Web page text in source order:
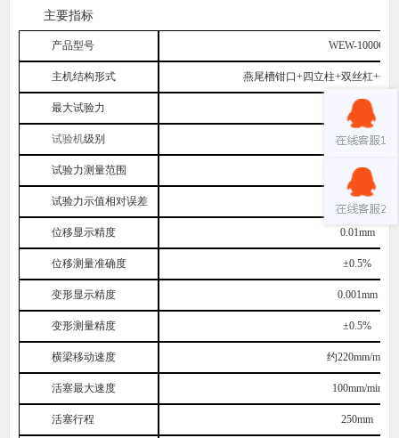
主要指标
产品型号 WEW-1000G
主机结构形式 燕尾槽钳口+四立柱+双丝杠+全
最大试验力 000kN
试验机级别 1级
试验力测量范围 2%-100%FS
试验力示值相对误差 显示值的±1%
位移显示精度 0.01mm
位移测量准确度 ±0.5%
变形显示精度 0.001mm
变形测量精度 ±0.5%
横梁移动速度 约220mm/min
活塞最大速度 100mm/min
活塞行程 250mm